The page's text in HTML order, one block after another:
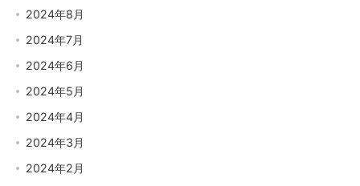
2024年8月
2024年7月
2024年6月
2024年5月
2024年4月
2024年3月
2024年2月